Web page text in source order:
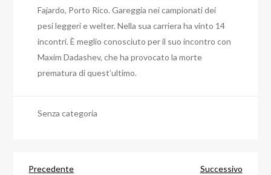
Fajardo, Porto Rico. Gareggia nei campionati dei
pesi leggeri e welter. Nella sua carriera ha vinto 14
incontri. È meglio conosciuto per il suo incontro con
Maxim Dadashev, che ha provocato la morte
prematura di quest’ultimo.
Senza categoria
Articolo
Precedente
Successivo